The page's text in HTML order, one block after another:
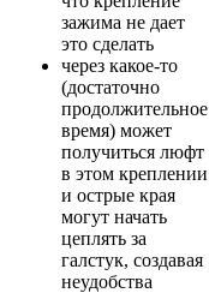
зажима не дает
это сделать
через какое-то
(достаточно
продолжительное
время) может
получиться люфт
в этом креплении
и острые края
могут начать
цеплять за
галстук, создавая
неудобства